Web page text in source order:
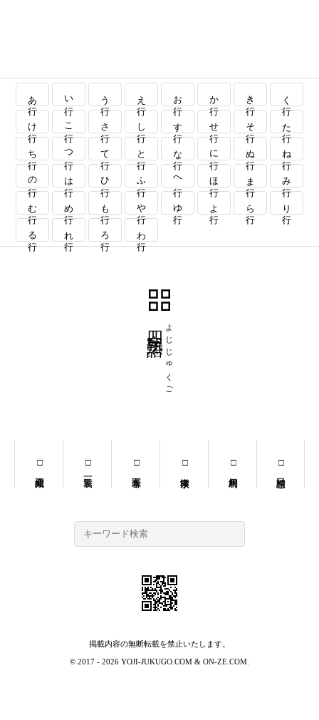
あ行 い行 う行 え行 お行 か行 き行 く行
け行 こ行 さ行 し行 す行 せ行 そ行 た行
ち行 つ行 て行 と行 な行 に行 ぬ行 ね行
の行 は行 ひ行 ふ行 へ行 ほ行 ま行 み行
む行 め行 も行 や行 ゆ行 よ行 ら行 り行
る行 れ行 ろ行 わ行
よじじゅくご
掲載内容の無断転載を禁止いたします。
© 2017 - 2026 YOJI-JUKUGO.COM & ON-ZE.COM